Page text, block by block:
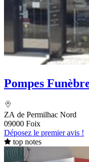
Pompes
ZA de Permilhac Nord
09000 Foix
Déposez le premier avis !
top notes